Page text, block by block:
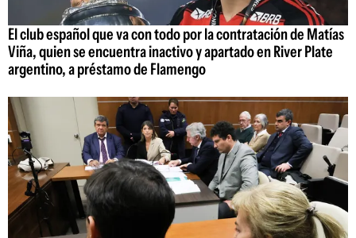
El club español que va con todo por la contratación de Matías
Viña, quien se encuentra inactivo y apartado en River Plate
argentino, a préstamo de Flamengo